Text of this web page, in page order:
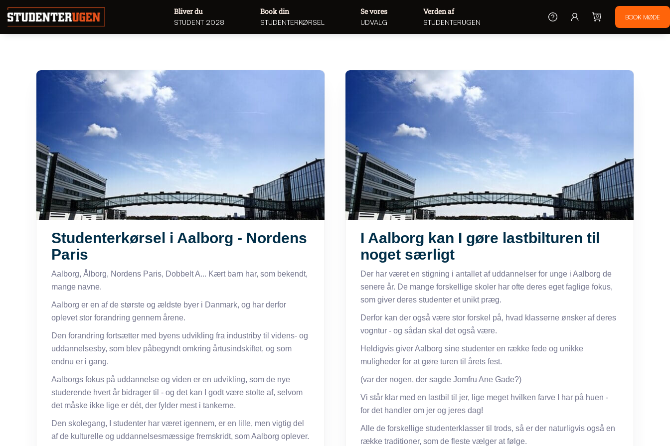
Bliver du
STUDENT 2028
Book din
STUDENTERKØRSEL
Se vores
UDVALG
Verden af
STUDENTERUGEN
0
Studenterkørsel i Aalborg - Nordens
Paris
Aalborg, Ålborg, Nordens Paris, Dobbelt A... Kært barn har, som bekendt,
mange navne.
Aalborg er en af de største og ældste byer i Danmark, og har derfor
oplevet stor forandring gennem årene.
Den forandring fortsætter med byens udvikling fra industriby til videns- og
uddannelsesby, som blev påbegyndt omkring årtusindskiftet, og som
endnu er i gang.
Aalborgs fokus på uddannelse og viden er en udvikling, som de nye
studerende hvert år bidrager til - og det kan I godt være stolte af, selvom
det måske ikke lige er dét, der fylder mest i tankerne.
Den skolegang, I studenter har været igennem, er en lille, men vigtig del
af de kulturelle og uddannelsesmæssige fremskridt, som Aalborg oplever.
I Aalborg kan I gøre lastbilturen til
noget særligt
Der har været en stigning i antallet af uddannelser for unge i Aalborg de
senere år. De mange forskellige skoler har ofte deres eget faglige fokus,
som giver deres studenter et unikt præg.
Derfor kan der også være stor forskel på, hvad klasserne ønsker af deres
vogntur - og sådan skal det også være.
Heldigvis giver Aalborg sine studenter en række fede og unikke
muligheder for at gøre turen til årets fest.
(var der nogen, der sagde Jomfru Ane Gade?)
Vi står klar med en lastbil til jer, lige meget hvilken farve I har på huen -
for det handler om jer og jeres dag!
Alle de forskellige studenterklasser til trods, så er der naturligvis også en
række traditioner, som de fleste vælger at følge.